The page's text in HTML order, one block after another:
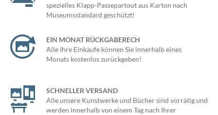
spezielles Klapp-Passepartout aus Karton nach
Museumsstandard geschützt!
EIN MONAT RÜCKGABERECH
Alle Ihre Einkäufe können Sie innerhalb eines
Monats kostenlos zurückgeben!
SCHNELLER VERSAND
Alle unsere Kunstwerke und Bücher sind vorrätig und
werden innerhalb von einem Tag nach Ihrer